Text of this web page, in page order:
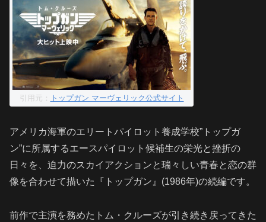
引用元： トップガン マーヴェリック公式サイト
アメリカ海軍のエリートパイロット養成学校”トップガ
ン”に所属するエースパイロット候補生の栄光と挫折の
日々を、迫力のスカイアクションと瑞々しい青春と恋の群
像を合わせて描いた『トップガン』(1986年)の続編です。
前作で主演を務めたトム・クルーズが引き続き戻ってきた